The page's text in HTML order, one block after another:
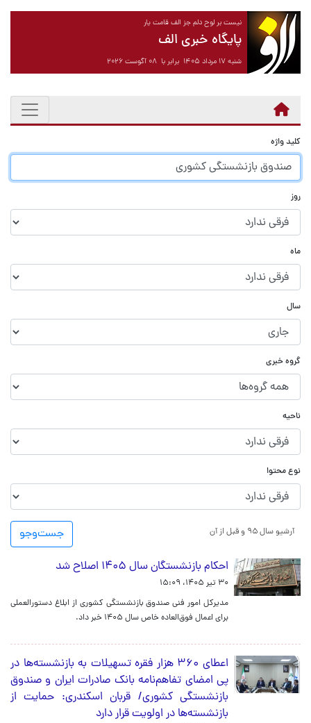
نیست بر لوح دلم جز الف قامت یار
پایگاه خبری الف
شنبه ۱۷ مرداد ۱۴۰۵ برابر با ۰۸ آگوست ۲۰۲۶
کلید واژه
روز
ماه
سال
گروه خبری
ناحیه
نوع محتوا
جست‌و‌جو آرشیو سال ۹۵ و قبل از آن
احکام بازنشستگان سال ۱۴۰۵ اصلاح شد
۳۰ تیر ۱۴۰۵، ۱۵:۰۹
مدیرکل امور فنی صندوق بازنشستگی کشوری از ابلاغ دستورالعملی
برای اعمال فوق‌العاده خاص سال ۱۴۰۵ خبر داد.
اعطای ۳۶۰ هزار فقره تسهیلات به بازنشسته‌ها در
پی امضای تفاهم‌نامه بانک صادرات ایران و صندوق
بازنشستگی کشوری/ قربان اسکندری: حمایت از
بازنشسته‌ها در اولویت قرار دارد